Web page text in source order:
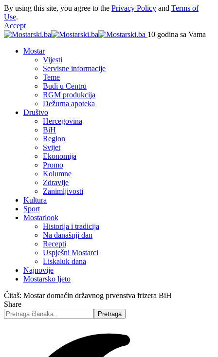
By using this site, you agree to the Privacy Policy and Terms of
Use.
Accept
10 godina sa Vama
Mostar
Vijesti
Servisne informacije
Teme
Budi u Centru
RGM produkcija
Dežurna apoteka
Društvo
Hercegovina
BiH
Region
Svijet
Ekonomija
Promo
Kolumne
Zdravlje
Zanimljivosti
Kultura
Sport
Mostarlook
Historija i tradicija
Na današnji dan
Recepti
Uspješni Mostarci
Liskaluk dana
Najnovije
Mostarsko ljeto
Čitaš: Mostar domaćin državnog prvenstva frizera BiH
Share